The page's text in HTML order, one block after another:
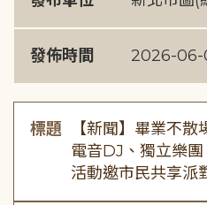
發佈時間 2026-06-
標題
【新聞】畢業不
電音DJ、獨立樂
活動邀市民共享派